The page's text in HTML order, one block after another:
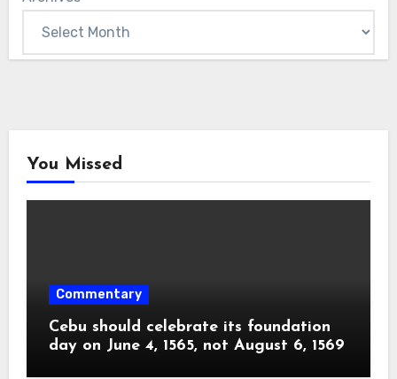
You Missed
Commentary
Cebu should celebrate its foundation
day on June 4, 1565, not August 6, 1569